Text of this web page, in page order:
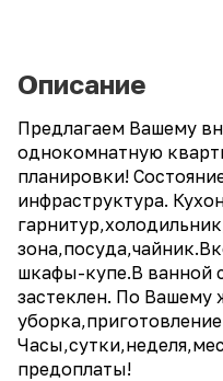
Описание
Предлагаем Вашему
однокомнатную
планировки!
инфраструктура.
шкафы-купе.В ванной
застеклен. По Вашему
предоплаты!